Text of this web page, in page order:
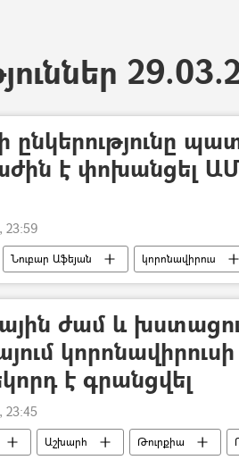
ընկերությունը
է փոխանցել
23:59
Նուբար Աֆեյան կորոնավիրուս
ժամ և
է գրանցվել
23:45
Աշխարհ Թուրքիա